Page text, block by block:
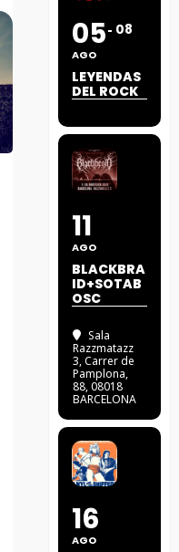
05
AGO
08
LEYENDAS
DEL ROCK
11
AGO
BLACKBRA
ID+SOTAB
OSC
Sala
Razzmatazz
3, Carrer de
Pamplona,
88, 08018
BARCELONA
16
AGO